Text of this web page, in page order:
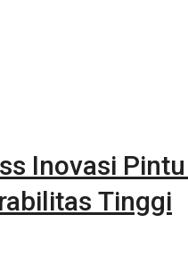
Inovasi
Tinggi